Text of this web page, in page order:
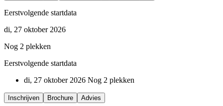
Eerstvolgende startdata
di, 27 oktober 2026
Nog 2 plekken
Eerstvolgende startdata
di, 27 oktober 2026 Nog 2 plekken
Inschrijven Brochure Advies